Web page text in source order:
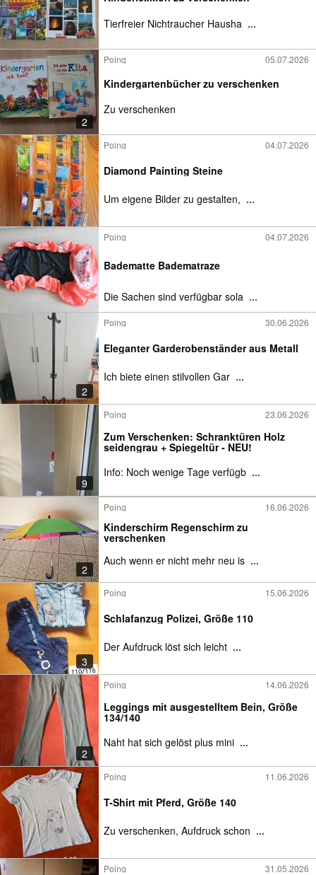
Tierfreier Nichtraucher Hausha ...
2
Poing 05.07.2026
Kindergartenbücher zu verschenken
Zu verschenken
Poing 04.07.2026
Diamond Painting Steine
Um eigene Bilder zu gestalten, ...
Poing 04.07.2026
Badematte Badematraze
Die Sachen sind verfügbar sola ...
2
Poing 30.06.2026
Eleganter Garderobenständer aus Metall
Ich biete einen stilvollen Gar ...
9
Poing 23.06.2026
Zum Verschenken: Schranktüren Holz
seidengrau + Spiegeltür - NEU!
Info: Noch wenige Tage verfügb ...
2
Poing 16.06.2026
Kinderschirm Regenschirm zu
verschenken
Auch wenn er nicht mehr neu is ...
3
Poing 15.06.2026
Schlafanzug Polizei, Größe 110
Der Aufdruck löst sich leicht ...
2
Poing 14.06.2026
Leggings mit ausgestelltem Bein, Größe
134/140
Naht hat sich gelöst plus mini ...
Poing 11.06.2026
T-Shirt mit Pferd, Größe 140
Zu verschenken, Aufdruck schon ...
Poing 31.05.2026